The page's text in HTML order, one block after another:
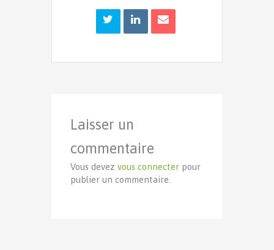
Laisser un
commentaire
Vous devezvous connecter pour
publier un commentaire.